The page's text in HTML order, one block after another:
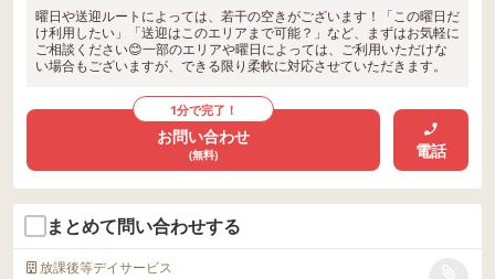
曜日や送迎ルートによっては、若干の空きがございます！「この曜日だ
け利用したい」「送迎はこのエリアまで可能？」など、まずはお気軽に
ご相談ください😊一部のエリアや曜日によっては、ご利用いただけな
い場合もございますが、できる限り柔軟に対応させていただきます。
1分で完了！
お問い合わせ
(無料) 電話
まとめて問い合わせする
放課後等デイサービス